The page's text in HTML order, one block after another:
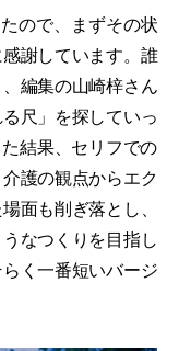
ので、まずその状
謝しています。誰
編集の山崎梓さん
尺」を探していっ
結果、セリフでの
護の観点からエク
面も削ぎ落とし、
なつくりを目指し
く一番短いバージ